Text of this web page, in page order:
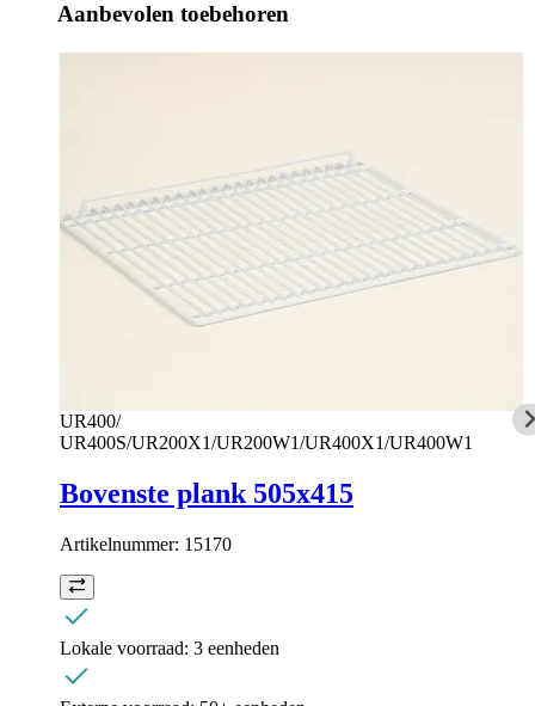
Aanbevolen toebehoren
UR400/
UR400S/UR200X1/UR200W1/UR400X1/UR400W1
Bovenste plank 505x415
Artikelnummer: 15170
Lokale voorraad: 3 eenheden